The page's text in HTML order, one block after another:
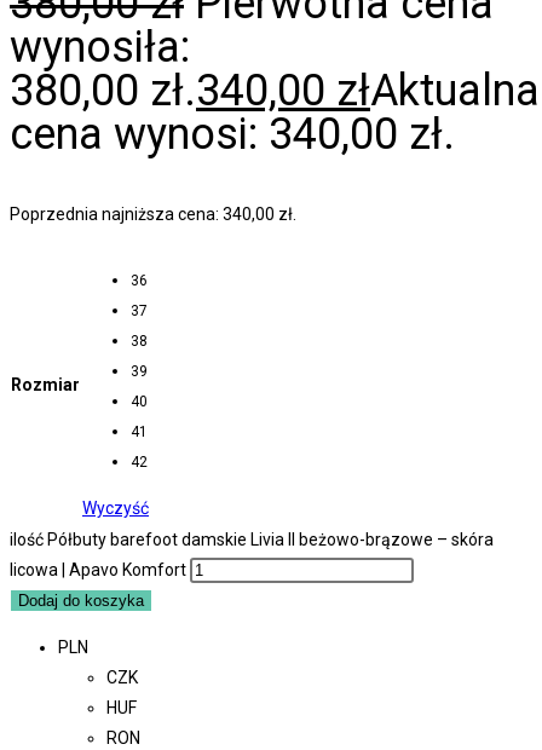
wynosiła:
380,00 zł.340,00 złAktualna
cena wynosi: 340,00 zł.
Poprzednia najniższa cena: 340,00 zł
Rozmiar
36
37
38
39
40
41
42
Wyczyść
ilość Półbuty barefoot damskie Livia II beżowo-brązowe – skóra
licowa | Apavo Komfort
Dodaj do koszyka
PLN
CZK
HUF
RON